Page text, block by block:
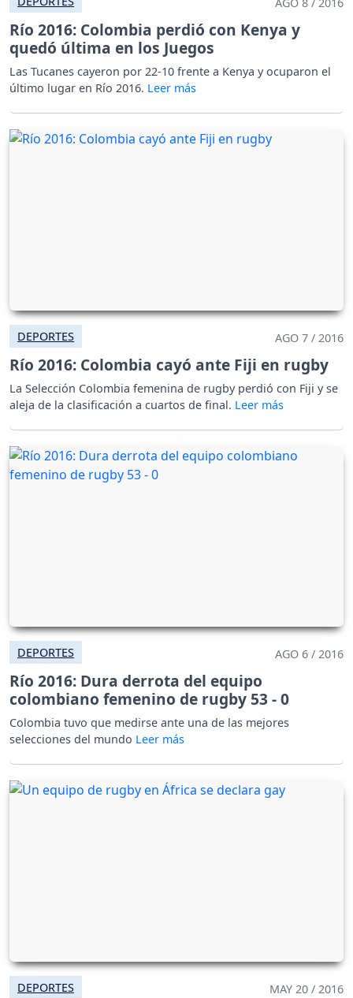
Río 2016: Colombia perdió con Kenya y
quedó última en los Juegos
Las Tucanes cayeron por 22-10 frente a Kenya y ocuparon el
último lugar en Río 2016.
DEPORTES AGO 7 / 2016
Río 2016: Colombia cayó ante Fiji en rugby
La Selección Colombia femenina de rugby perdió con Fiji y se
aleja de la clasificación a cuartos de final.
DEPORTES AGO 6 / 2016
Río 2016: Dura derrota del equipo
colombiano femenino de rugby 53 - 0
Colombia tuvo que medirse ante una de las mejores
selecciones del mundo
DEPORTES MAY 20 / 2016